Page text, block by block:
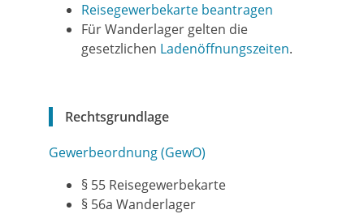
Reisegewerbekarte beantragen
Für Wanderlager gelten die
gesetzlichen Ladenöffnungszeiten.
Rechtsgrundlage
Gewerbeordnung (GewO)
§ 55 Reisegewerbekarte
§ 56a Wanderlager